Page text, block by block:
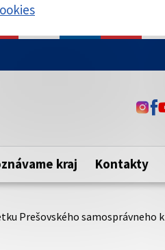
Táto stránka je zabezpečená
webovú
pred názvom domény
kraj Kontakty
Prešovského samosprávneho